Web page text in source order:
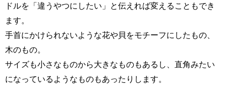
ドルを「違うやつにしたい」と伝えれば変えることもでき
ます。
手首にかけられないような花や貝をモチーフにしたもの、
木のもの。
サイズも小さなものから大きなものもあるし、直角みたい
になっているようなものもあったりします。